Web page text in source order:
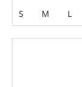
S M L